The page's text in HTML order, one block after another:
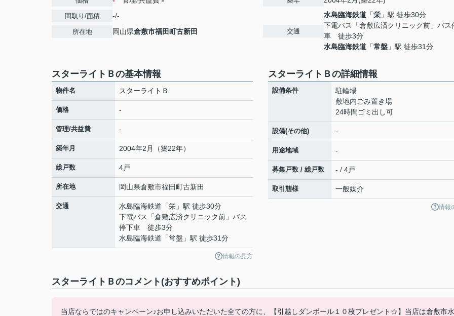
間取り/面積 -/-
所在地 岡山県倉敷市福田町古新田 交通
水島臨海鉄道 「栄 」駅 徒歩30分
下電バス「倉敷広済クリニック前」バス
車 徒歩3分
水島臨海鉄道 「常盤 」駅 徒歩31分
スターライトＢの基本情報
物件名 スターライトＢ
価格 -
管理/共益費 -
築年月 2004年2月（築22年）
総戸数 4戸
所在地 岡山県倉敷市福田町古新田
交通 水島臨海鉄道 「栄 」駅 徒歩30分
下電バス「倉敷広済クリニック前」バス
停下車 徒歩3分
水島臨海鉄道 「常盤 」駅 徒歩31分
情報の見方
スターライトＢの詳細情報
設備条件
駐輪場
敷地内ごみ置き場
24時間ゴミ出し可
設備(その他) -
用途地域 -
募集戸数 / 総戸数 - / 4戸
取引態様 一般媒介
情報
スターライトＢのコメント(おすすめポイント)
当店ならではのキャンペーン♪お申し込みいただいた全ての方に、【引越しダンボール１０枚プレゼント☆】当店は倉敷市水